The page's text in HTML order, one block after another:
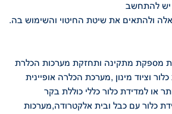
יש להתחשב
ולהתאים את שיטת החיטוי והשימוש בה
מספקת מתקינה ותחזקת מערכות הכלרת
וציוד מינון ,מערכת הכלרה אופיינית
או למדידת כלור כללי כוללת בקר
כלור עם כבל ובית אלקטרודה,מערכות